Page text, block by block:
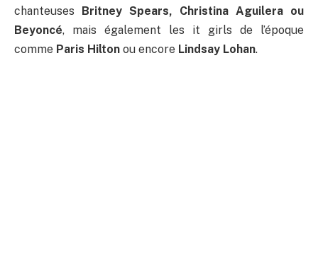
chanteuses Britney Spears, Christina Aguilera ou
Beyoncé, mais également les it girls de l’époque
comme Paris Hilton ou encore Lindsay Lohan.